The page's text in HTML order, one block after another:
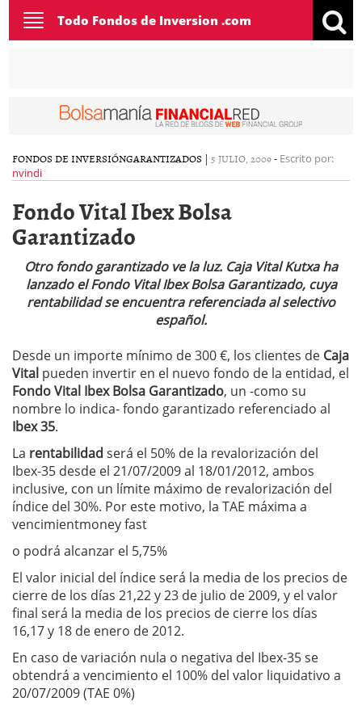
Toggle
navigation
Todo Fondos de Inversion .com
FONDOS DE INVERSIÓNGARANTIZADOS | 5 JULIO, 2009- Escrito por:
nvindi
Fondo Vital Ibex Bolsa
Garantizado
Otro fondo garantizado ve la luz. Caja Vital Kutxa ha
lanzado el Fondo Vital Ibex Bolsa Garantizado, cuya
rentabilidad se encuentra referenciada al selectivo
español.
Desde un importe mínimo de 300 €, los clientes de Caja
Vital pueden invertir en el nuevo fondo de la entidad, el
Fondo Vital Ibex Bolsa Garantizado, un -como su
nombre lo indica- fondo garantizado referenciado al
Ibex 35.
La rentabilidad será el 50% de la revalorización del
Ibex-35 desde el 21/07/2009 al 18/01/2012, ambos
inclusive, con un límite máximo de revalorización del
índice del 30%. Por este motivo, la TAE máxima a
vencimientmoney fast
o podrá alcanzar el 5,75%
El valor inicial del índice será la media de los precios de
cierre de los días 21,22 y 23 de julio de 2009, y el valor
final será la media de los precios de cierre los días
16,17 y 18 de enero de 2012.
En caso de variación nula o negativa del Ibex-35 se
obtendrá a vencimiento el 100% del valor liquidativo a
20/07/2009 (TAE 0%)